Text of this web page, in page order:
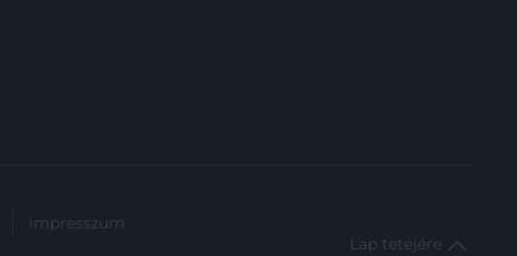
impresszum
Lap tetejére